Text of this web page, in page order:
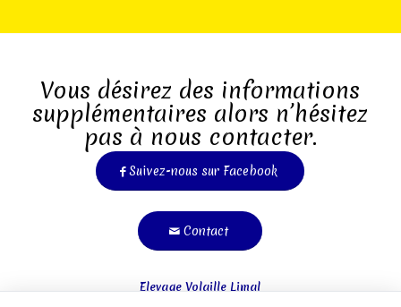
Vous désirez des informations
supplémentaires alors n’hésitez
pas à nous contacter.
Suivez-nous sur Facebook
Contact
Elevage Volaille Limal